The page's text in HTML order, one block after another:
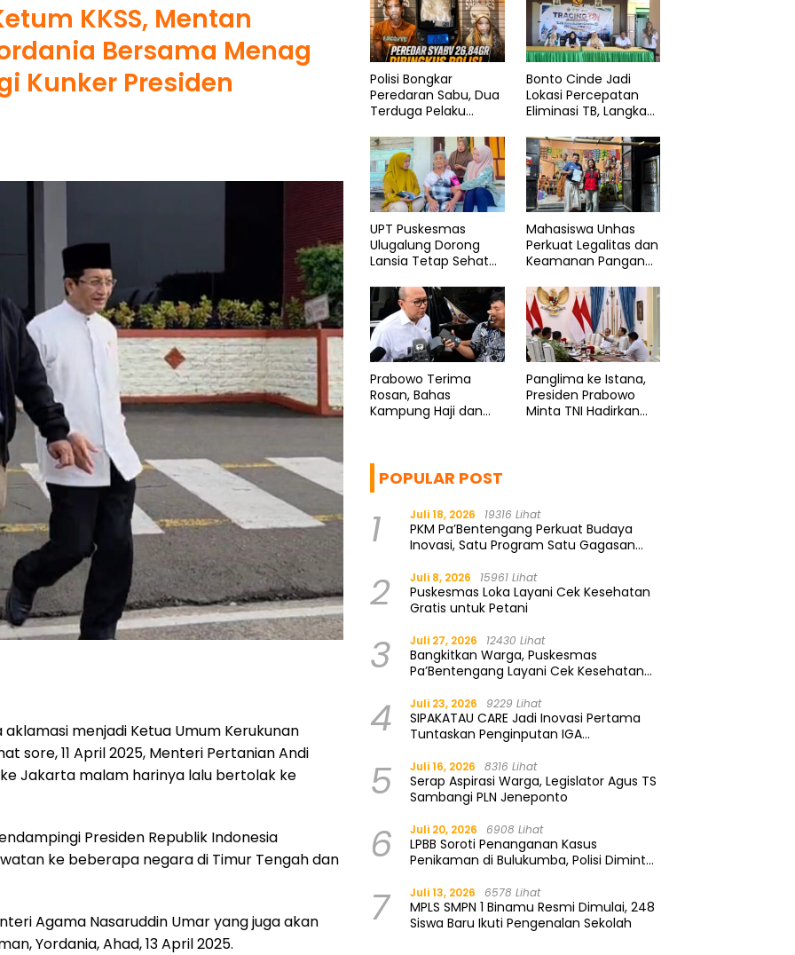
KKSS, Mentan
Bersama Menag
Kunker Presiden
menjadi Ketua Umum Kerukunan
sore, 11 April 2025, Menteri Pertanian Andi
Jakarta malam harinya lalu bertolak ke
Presiden Republik Indonesia
ke beberapa negara di Timur Tengah dan
Agama Nasaruddin Umar yang juga akan
Yordania, Ahad, 13 April 2025.
Polisi Bongkar
Peredaran Sabu, Dua
Terduga Pelaku
Bonto Cinde Jadi
Lokasi Percepatan
Eliminasi TB, Langkah
Bantaeng
UPT Puskesmas
Ulugalung Dorong
Lansia Tetap Sehat
Mahasiswa Unhas
Perkuat Legalitas dan
Keamanan Pangan
Prabowo Terima
Rosan, Bahas
Kampung Haji dan
Panglima ke Istana,
Presiden Prabowo
Minta TNI Hadirkan
POPULAR POST
1 Juli 18, 2026 19316 Lihat
PKM Pa’Bentengang Perkuat Budaya
Inovasi, Satu Program Satu Gagasan
2 Juli 8, 2026 15961 Lihat
Puskesmas Loka Layani Cek Kesehatan
Gratis untuk Petani
3 Juli 27, 2026 12430 Lihat
Bangkitkan Warga, Puskesmas
Pa’Bentengang Layani Cek Kesehatan
4 Juli 23, 2026 9229 Lihat
SIPAKATAU CARE Jadi Inovasi Pertama
Tuntaskan Penginputan IGA
5 Juli 16, 2026 8316 Lihat
Serap Aspirasi Warga, Legislator Agus TS
Sambangi PLN Jeneponto
6 Juli 20, 2026 6908 Lihat
LPBB Soroti Penanganan Kasus
Penikaman di Bulukumba, Polisi Diminta
7 Juli 13, 2026 6578 Lihat
MPLS SMPN 1 Binamu Resmi Dimulai, 248
Siswa Baru Ikuti Pengenalan Sekolah